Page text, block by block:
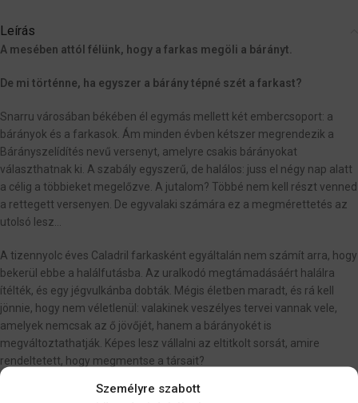
Személyre szabott
Leírás
A mesében attól félünk, hogy a farkas megöli a bárányt.
De mi történne, ha egyszer a bárány tépné szét a farkast?
Snarru városában békében él egymás mellett két embercsoport: a
bárányok és a farkasok. Ám minden évben kétszer megrendezik a
Bárányszelídítés nevű versenyt, amelyre csakis bárányokat
választhatnak ki. A szabály egyszerű, de halálos: juss el négy nap alatt
a célig a többieket megelőzve. A jutalom? Többé nem kell részt venned
a rettegett versenyen. De egyvalaki számára ez a megmérettetés az
utolsó lesz…
A tizennyolc éves Caladril farkasként egyáltalán nem számít arra, hogy
bekerül ebbe a halálfutásba. Az uralkodó megtámadásáért halálra
ítélték, és egy jégvulkánba dobták. Mégis életben maradt, és rá kell
jönnie, hogy nem véletlenül: valakinek veszélyes tervei vannak vele,
amelyek nemcsak az ő jövőjét, hanem a bárányokét is
megváltoztathatják. Képes lesz vállalni az eltitkolt sorsát, amire
rendeltetett, hogy megmentse a társait?
Gemitus utálja a befőttesüveget, ahova megidézik. Sóhajként az lenne